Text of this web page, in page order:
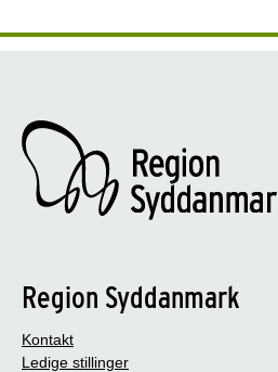
Region Syddanmark
Kontakt
Ledige stillinger